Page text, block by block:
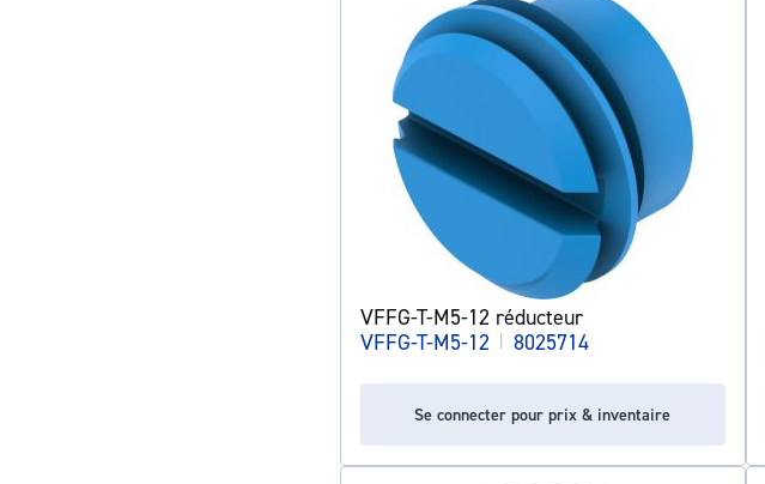
VFFG-T-M5-12 réducteur
VFFG-T-M5-12 | 8025714
Se connecter pour prix & inventaire